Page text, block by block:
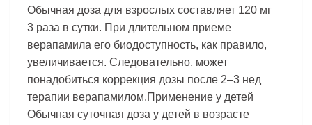
Обычная доза для взрослых составляет 120 мг
3 раза в сутки. При длительном приеме
верапамила его биодоступность, как правило,
увеличивается. Следовательно, может
понадобиться коррекция дозы после 2–3 нед
терапии верапамилом.Применение у детей
Обычная суточная доза у детей в возрасте